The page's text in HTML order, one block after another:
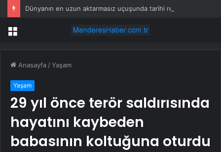
Menü
Anasayfa /Yaşam
Yaşam
29 yıl önce terör saldırısında
hayatını kaybeden
babasının koltuğuna oturdu